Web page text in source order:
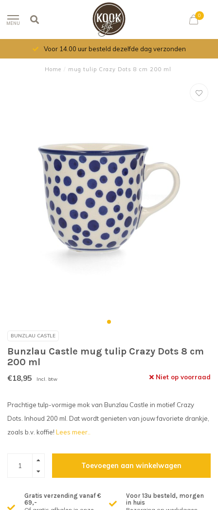
MENU
0
Voor 14.00 uur besteld dezelfde dag verzonden
Home / mug tulip Crazy Dots 8 cm 200 ml
BUNZLAU CASTLE
Bunzlau Castle mug tulip Crazy Dots 8 cm
200 ml
€18,95 Incl. btw Niet op voorraad
Prachtige tulp-vormige mok van Bunzlau Castle in motief Crazy
Dots. Inhoud 200 ml. Dat wordt genieten van jouw favoriete drankje,
zoals b.v. koffie! Lees meer..
Toevoegen aan winkelwagen
Gratis verzending vanaf €
69,-
Voor 13u besteld, morgen
in huis